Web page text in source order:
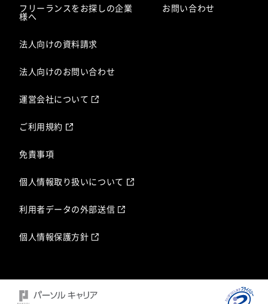
フリーランスをお探しの企業
様へ
法人向けの資料請求
法人向けのお問い合わせ
お問い合わせ
運営会社について
ご利用規約
免責事項
個人情報取り扱いについて
利用者データの外部送信
個人情報保護方針